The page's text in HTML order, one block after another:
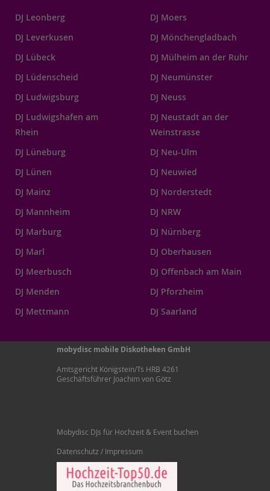
DJ Leonberg
DJ Leverkusen
DJ Lübeck
DJ Lüdenscheid
DJ Ludwigsburg
DJ Ludwigshafen am
Rhein
DJ Lüneburg
DJ Lünen
DJ Mainz
DJ Mannheim
DJ Marburg
DJ Marl
DJ Meerbusch
DJ Menden
DJ Mettmann
DJ Moers
DJ Mönchengladbach
DJ Mülheim an der Ruhr
DJ Neumünster
DJ Neuss
DJ Neustadt an der
Weinstrasse
DJ Neu-Ulm
DJ Neuwied
DJ Norderstedt
DJ NRW
DJ Nürnberg
DJ Oberhausen
DJ Offenbach am Main
DJ Pforzheim
DJ Saarland
mobydisc mobile Diskotheken GmbH
Amtsgericht Königstein/Ts HRB 4261
Geschäftsführer Joachim von Götz
Mobydisc DJs für Hochzeit & Event buchen
Datenschutz / Impressum